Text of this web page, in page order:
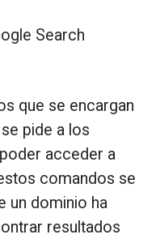
Search
que se encargan
pide a los
acceder a
comandos se
un dominio ha
resultados